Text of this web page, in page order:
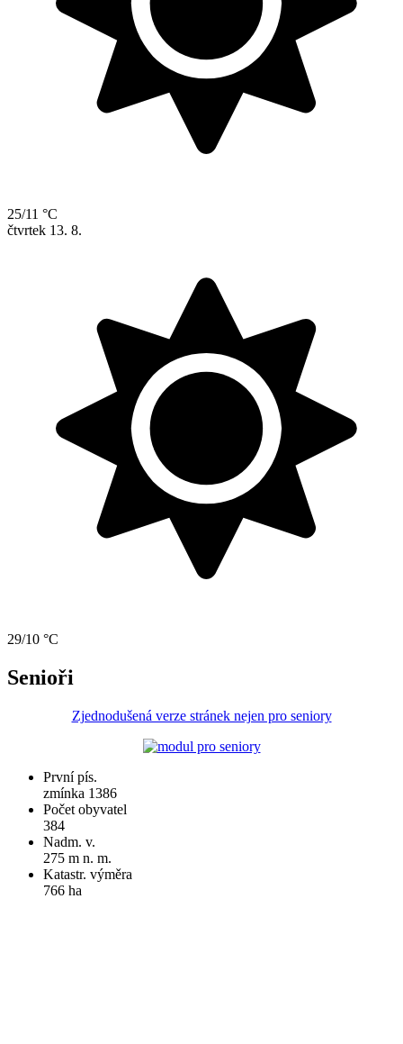
25/11 °C
čtvrtek 13. 8.
29/10 °C
Senioři
Zjednodušená verze stránek nejen pro seniory
První pís.
zmínka 1386
Počet obyvatel
384
Nadm. v.
275 m n. m.
Katastr. výměra
766 ha